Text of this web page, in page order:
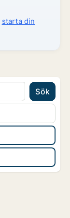
starta din
Sök